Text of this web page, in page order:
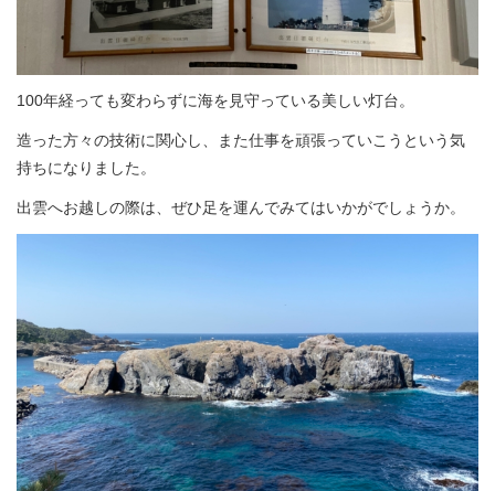
100年経っても変わらずに海を見守っている美しい灯台。
造った方々の技術に関心し、また仕事を頑張っていこうという気
持ちになりました。
出雲へお越しの際は、ぜひ足を運んでみてはいかがでしょうか。